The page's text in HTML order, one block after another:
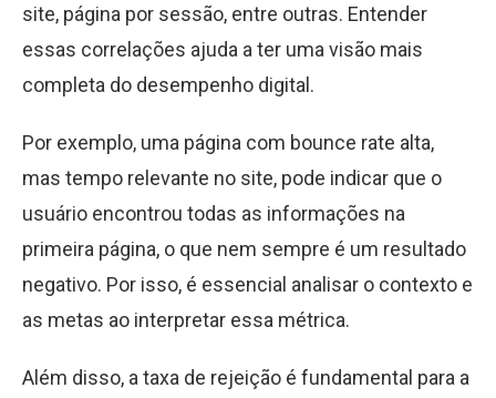
site, página por sessão, entre outras. Entender
essas correlações ajuda a ter uma visão mais
completa do desempenho digital.
Por exemplo, uma página com bounce rate alta,
mas tempo relevante no site, pode indicar que o
usuário encontrou todas as informações na
primeira página, o que nem sempre é um resultado
negativo. Por isso, é essencial analisar o contexto e
as metas ao interpretar essa métrica.
Além disso, a taxa de rejeição é fundamental para a